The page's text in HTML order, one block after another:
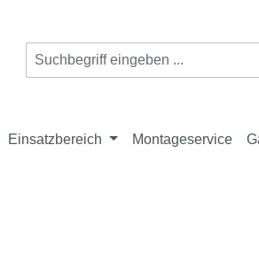
Einsatzbereich Montageservice